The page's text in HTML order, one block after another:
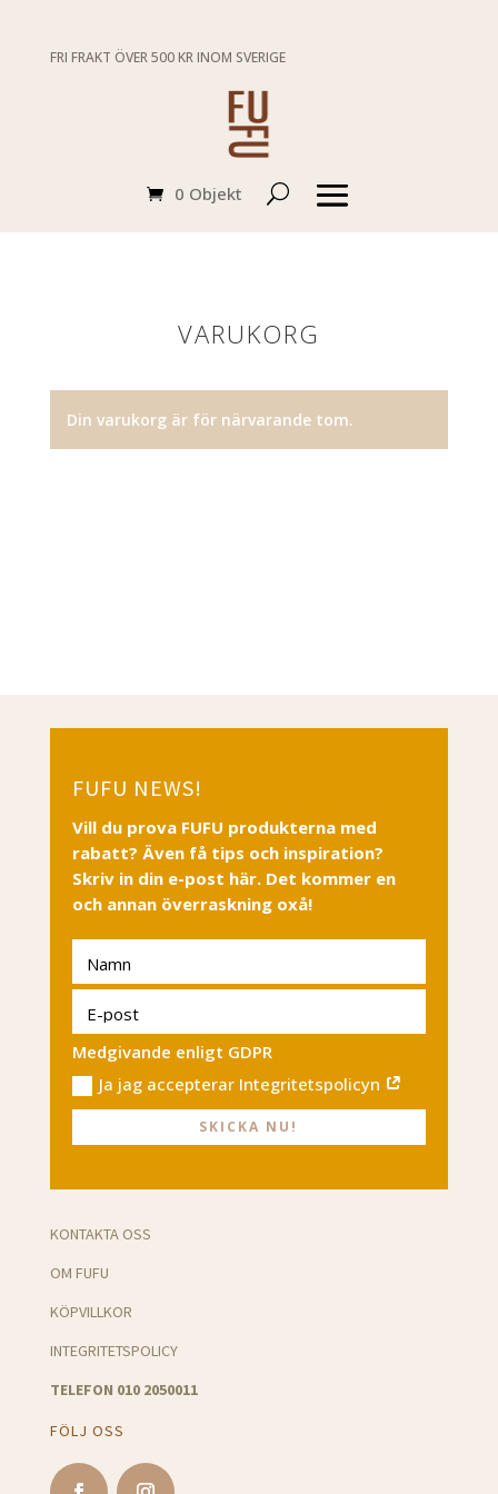
FRI FRAKT ÖVER 500 KR INOM SVERIGE
0 Objekt
VARUKORG
Din varukorg är för närvarande tom.
FUFU NEWS!
Vill du prova FUFU produkterna med
rabatt? Även få tips och inspiration?
Skriv in din e-post här. Det kommer en
och annan överraskning oxå!
Medgivande enligt GDPR
Ja jag accepterar Integritetspolicyn
SKICKA NU!
KONTAKTA OSS
OM FUFU
KÖPVILLKOR
INTEGRITETSPOLICY
TELEFON 010 2050011
FÖLJ OSS